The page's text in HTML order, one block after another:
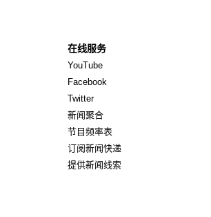
在线服务
YouTube
Facebook
TwitterOpens in new window
新闻聚合
节目频率表
订阅新闻快递
提供新闻线索